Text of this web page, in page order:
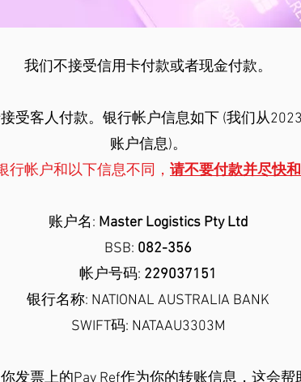
我们不接受信用卡付款或者现金付款。
受客人付款。银行帐户信息如下 (我们从
账户信息)。
行帐户和以下信息不同， 请不要付款并尽快
账户名: Master Logistics Pty Ltd
BSB: 082-356
帐户号码: 229037151
银行名称: NATIONAL AUSTRALIA BANK
SWIFT码: NATAAU3303M
发票上的Pay Ref作为你的转账信息，这会